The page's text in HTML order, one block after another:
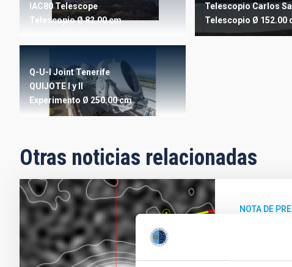
IAC80 Telescope
TelescopioØ 82.00 cm
Telescopio Carlos
Telescopio Ø 152.00
Q-U-I Joint Tenerife
QUIJOTE I y II
Experimento Ø 250.00 cm
Otras noticias relacionadas
NOTA DE
El